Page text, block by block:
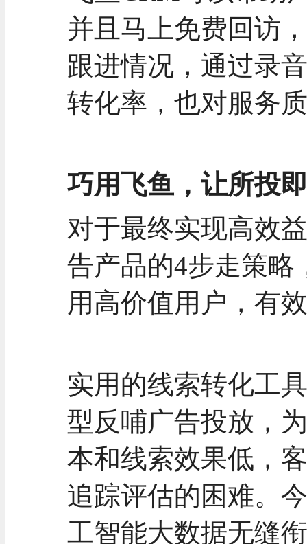
并且马上免费回访
跟进情况，通过录
转化率，也对服务
巧用飞鱼，让所投
对于最终实现高效
告产品的4步走策略
用高价值用户，有
实用的线索转化工
型反哺广告投放，
本和线索效果低，
追踪评估的困难。
工智能大数据无缝